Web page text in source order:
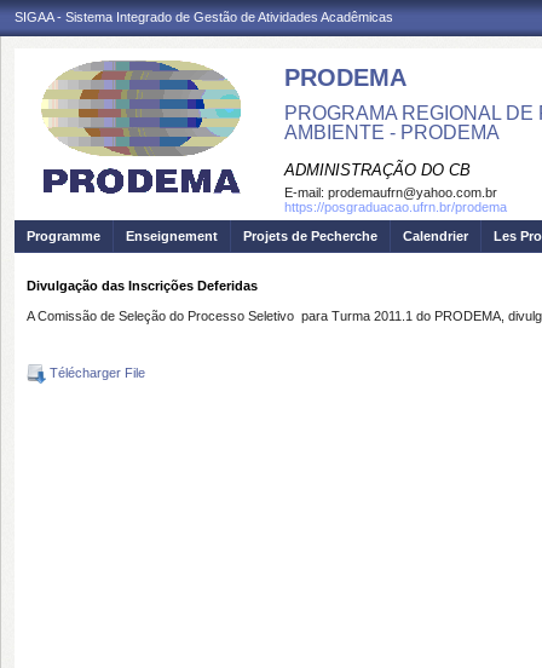
SIGAA - Sistema Integrado de Gestão de Atividades Acadêmicas
PRODEMA
PROGRAMA REGIONAL
AMBIENTE - PRODEMA
ADMINISTRAÇÃO DO CB
E-mail: prodemaufrn@yahoo.com.br
https://posgraduacao.ufrn.br/prodema
Programme
Enseignement Projets de Pecherche Calendrier Les
Divulgação das Inscrições Deferidas
A Comissão de Seleção do Processo Seletivo para Turma 2011.1 do PRODEMA,
Télécharger File